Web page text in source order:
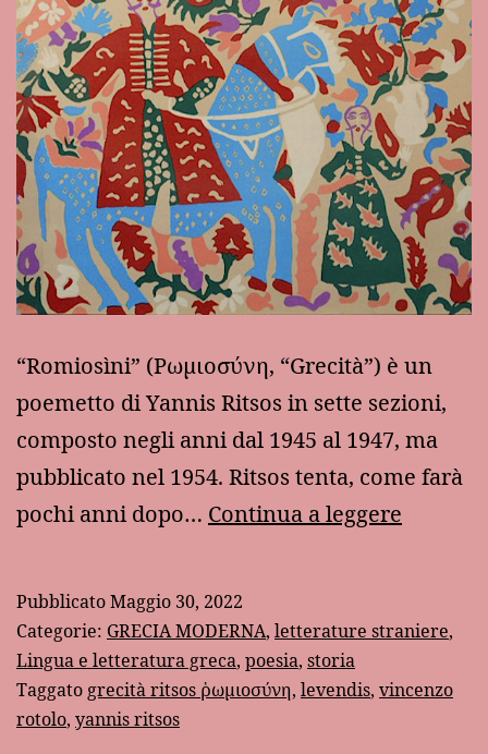
“Romiosìni” (Pωμιοσύνη, “Grecità”) è un
poemetto di Yannis Ritsos in sette sezioni,
composto negli anni dal 1945 al 1947, ma
pubblicato nel 1954. Ritsos tenta, come farà
pochi anni dopo… Continua a leggere
Ritsos
PubblicatoMaggio 30, 2022
Categorie: GRECIA MODERNA, letterature straniere,
Lingua e letteratura greca, poesia, storia
Taggato grecità ritsos ῥωμιοσύνη, levendis, vincenzo
rotolo, yannis ritsos